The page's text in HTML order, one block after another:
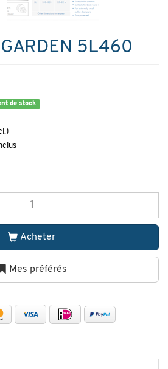
5L460
de stock
Acheter
Mes préférés